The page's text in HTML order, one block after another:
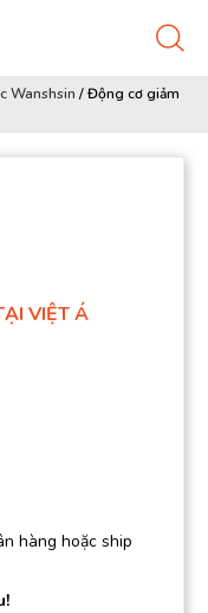
Wanshsin /Động cơ giảm
VIỆT Á
hàng hoặc ship